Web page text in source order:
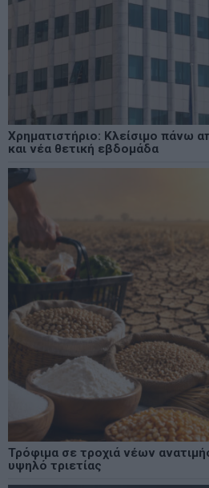
Χρηματιστήριο: Κλείσιμο πάνω
και νέα θετική εβδομάδα
Τρόφιμα σε τροχιά νέων
υψηλό τριετίας